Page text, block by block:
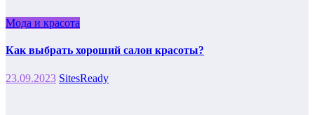
Мода и красота
Как выбрать хороший салон красоты?
23.09.2023 SitesReady